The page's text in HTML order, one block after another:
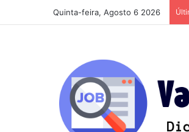
Quinta-feira, Agosto 6 2026